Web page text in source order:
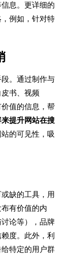
息。更详细的
例如，针对特
。通过制作与
书、视频
值的信息，帮
提升网站在搜
的可见性，吸
缺的工具，用
有价值的内
论等），品牌
度。此外，利
特定的用户群